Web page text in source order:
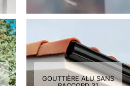
GOUTTIÈRE ALU SANS